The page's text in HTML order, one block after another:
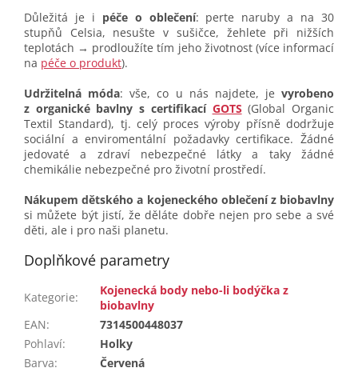
Důležitá je i péče o oblečení: perte naruby a na 30
stupňů Celsia, nesušte v sušičce, žehlete při nižších
teplotách → prodloužíte tím jeho životnost (více informací
na péče o produkt).
Udržitelná móda: vše, co u nás najdete, je vyrobeno
z organické bavlny s certifikací GOTS (Global Organic
Textil Standard), tj. celý proces výroby přísně dodržuje
sociální a enviromentální požadavky certifikace. Žádné
jedovaté a zdraví nebezpečné látky a taky žádné
chemikálie nebezpečné pro životní prostředí.
Nákupem dětského a kojeneckého oblečení z biobavlny
si můžete být jistí, že děláte dobře nejen pro sebe a své
děti, ale i pro naši planetu.
Doplňkové parametry
Kategorie:
Kojenecká body nebo-li bodýčka z
biobavlny
EAN:
7314500448037
Pohlaví:
Holky
Barva:
Červená